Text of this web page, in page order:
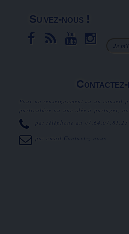
Suivez-nous !
Pour un renseignement ou un conseil
particulière ou une idée à partager,
par téléphone au
07.64.07.81.25
par email Contactez-nous